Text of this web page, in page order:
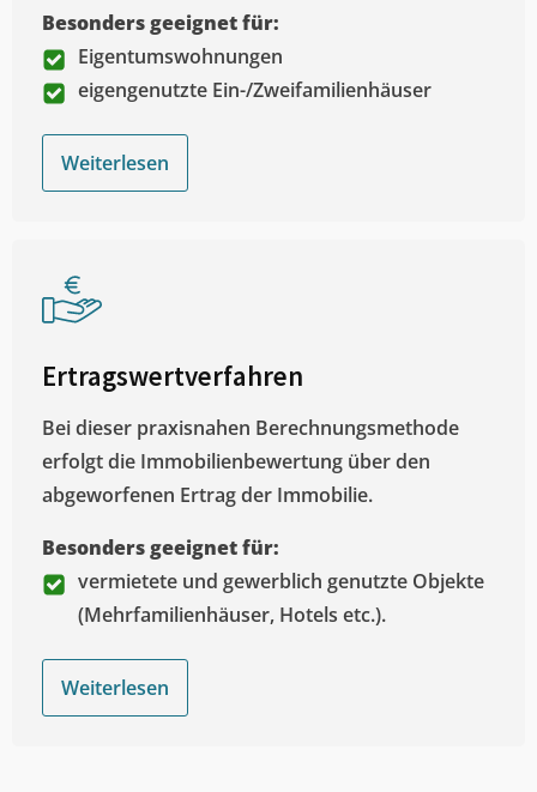
Besonders geeignet für:
Eigentumswohnungen
eigengenutzte Ein-/Zweifamilienhäuser
Weiterlesen
Ertragswertverfahren
Bei dieser praxisnahen Berechnungsmethode
erfolgt die Immobilienbewertung über den
abgeworfenen Ertrag der Immobilie.
Besonders geeignet für:
vermietete und gewerblich genutzte Objekte
(Mehrfamilienhäuser, Hotels etc.).
Weiterlesen